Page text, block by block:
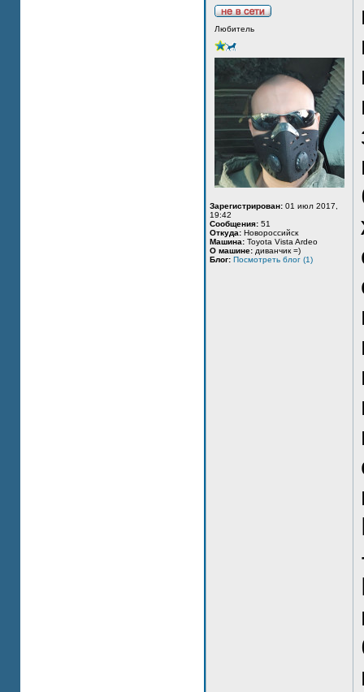
Любитель
Зарегистрирован: 01 июл 2017,
19:42
Сообщения: 51
Откуда: Новороссийск
Машина: Toyota Vista Ardeo
О машине: диванчик =)
Блог: Посмотреть блог (1)